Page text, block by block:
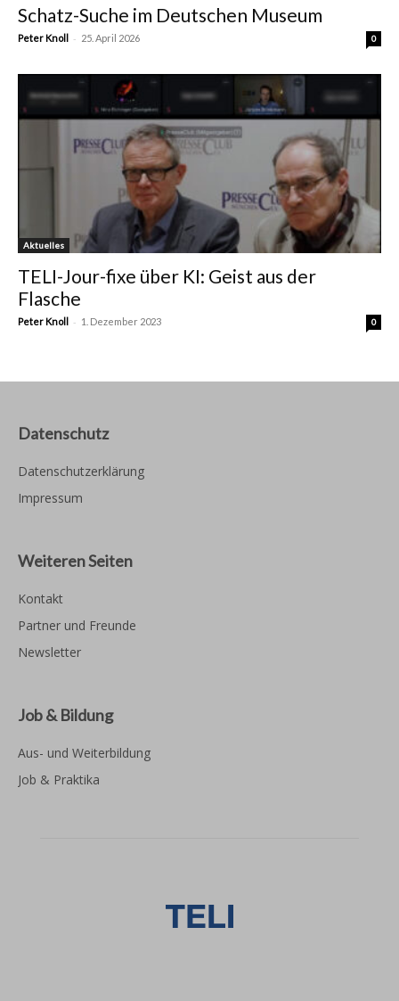
Schatz-Suche im Deutschen Museum
Peter Knoll - 25. April 2026 0
Aktuelles
TELI-Jour-fixe über KI: Geist aus der
Flasche
Peter Knoll - 1. Dezember 2023 0
Datenschutz
Datenschutzerklärung
Impressum
Weiteren Seiten
Kontakt
Partner und Freunde
Newsletter
Job & Bildung
Aus- und Weiterbildung
Job & Praktika